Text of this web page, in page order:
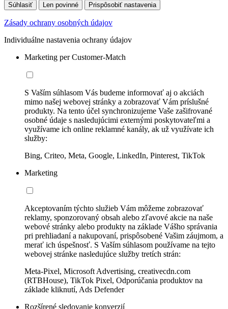
Súhlasiť Len povinné Prispôsobiť nastavenia
Zásady ochrany osobných údajov
Individuálne nastavenia ochrany údajov
Marketing per Customer-Match
S Vaším súhlasom Vás budeme informovať aj o akciách
mimo našej webovej stránky a zobrazovať Vám príslušné
produkty. Na tento účel synchronizujeme Vaše zašifrované
osobné údaje s nasledujúcimi externými poskytovateľmi a
využívame ich online reklamné kanály, ak už využívate ich
služby:
Bing, Criteo, Meta, Google, LinkedIn, Pinterest, TikTok
Marketing
Akceptovaním týchto služieb Vám môžeme zobrazovať
reklamy, sponzorovaný obsah alebo zľavové akcie na naše
webové stránky alebo produkty na základe Vášho správania
pri prehliadaní a nakupovaní, prispôsobené Vašim záujmom, a
merať ich úspešnosť. S Vaším súhlasom používame na tejto
webovej stránke nasledujúce služby tretích strán:
Meta-Pixel, Microsoft Advertising, creativecdn.com
(RTBHouse), TikTok Pixel, Odporúčania produktov na
základe kliknutí, Ads Defender
Rozšírené sledovanie konverzií